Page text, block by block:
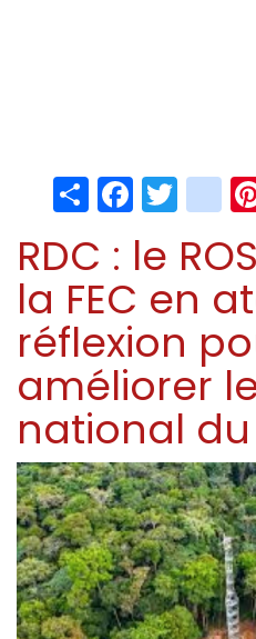
Share
RDC : le
la FEC en
réflexion
améliorer
national